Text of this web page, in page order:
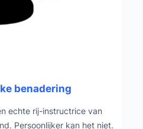
benadering
echte rij-instructrice van
Persoonlijker kan het niet.